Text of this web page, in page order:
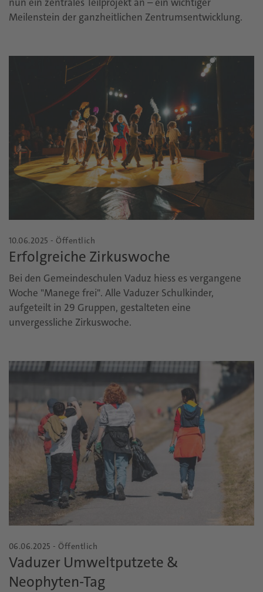
Meilenstein der ganzheitlichen Zentrumsentwicklung.
10.06.2025 - Öffentlich
Erfolgreiche Zirkuswoche
Bei den Gemeindeschulen Vaduz hiess es vergangene
Woche "Manege frei". Alle Vaduzer Schulkinder,
aufgeteilt in 29 Gruppen, gestalteten eine
unvergessliche Zirkuswoche.
06.06.2025 - Öffentlich
Vaduzer Umweltputzete &
Neophyten-Tag